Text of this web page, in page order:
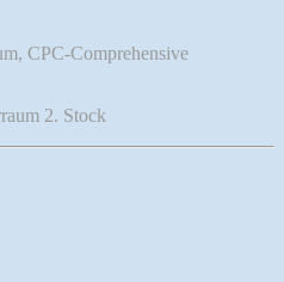
CPC-Comprehensive
2. Stock